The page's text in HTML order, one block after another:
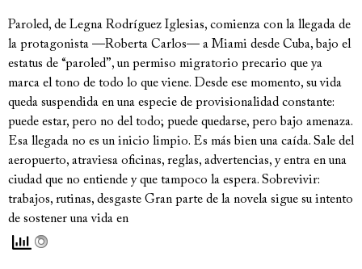
Paroled, de Legna Rodríguez Iglesias, comienza con la llegada de
la protagonista —Roberta Carlos— a Miami desde Cuba, bajo el
estatus de “paroled”, un permiso migratorio precario que ya
marca el tono de todo lo que viene. Desde ese momento, su vida
queda suspendida en una especie de provisionalidad constante:
puede estar, pero no del todo; puede quedarse, pero bajo amenaza.
Esa llegada no es un inicio limpio. Es más bien una caída. Sale del
aeropuerto, atraviesa oficinas, reglas, advertencias, y entra en una
ciudad que no entiende y que tampoco la espera. Sobrevivir:
trabajos, rutinas, desgaste Gran parte de la novela sigue su intento
de sostener una vida en